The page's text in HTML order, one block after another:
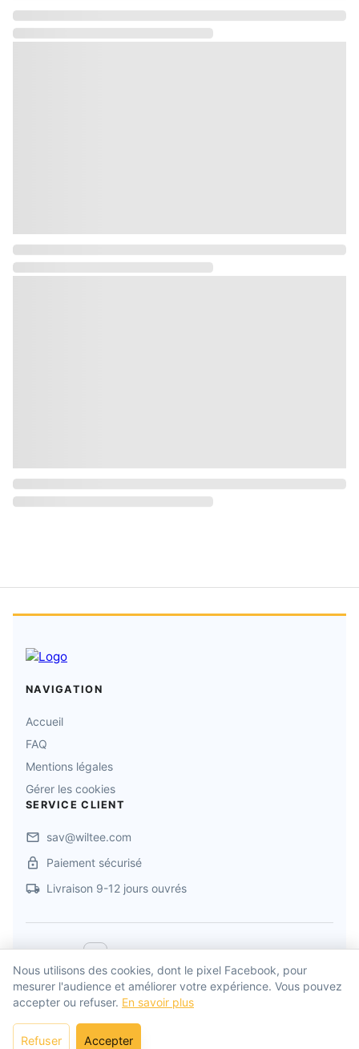
NAVIGATION
Accueil
FAQ
Mentions légales
Gérer les cookies
SERVICE CLIENT
sav@wiltee.com
Paiement sécurisé
Livraison 9-12 jours ouvrés
Propulsé par Wiltee
Développé par Drylead Agency
Nous utilisons des cookies, dont le pixel Facebook, pour
mesurer l'audience et améliorer votre expérience. Vous pouvez
accepter ou refuser. En savoir plus
Refuser Accepter